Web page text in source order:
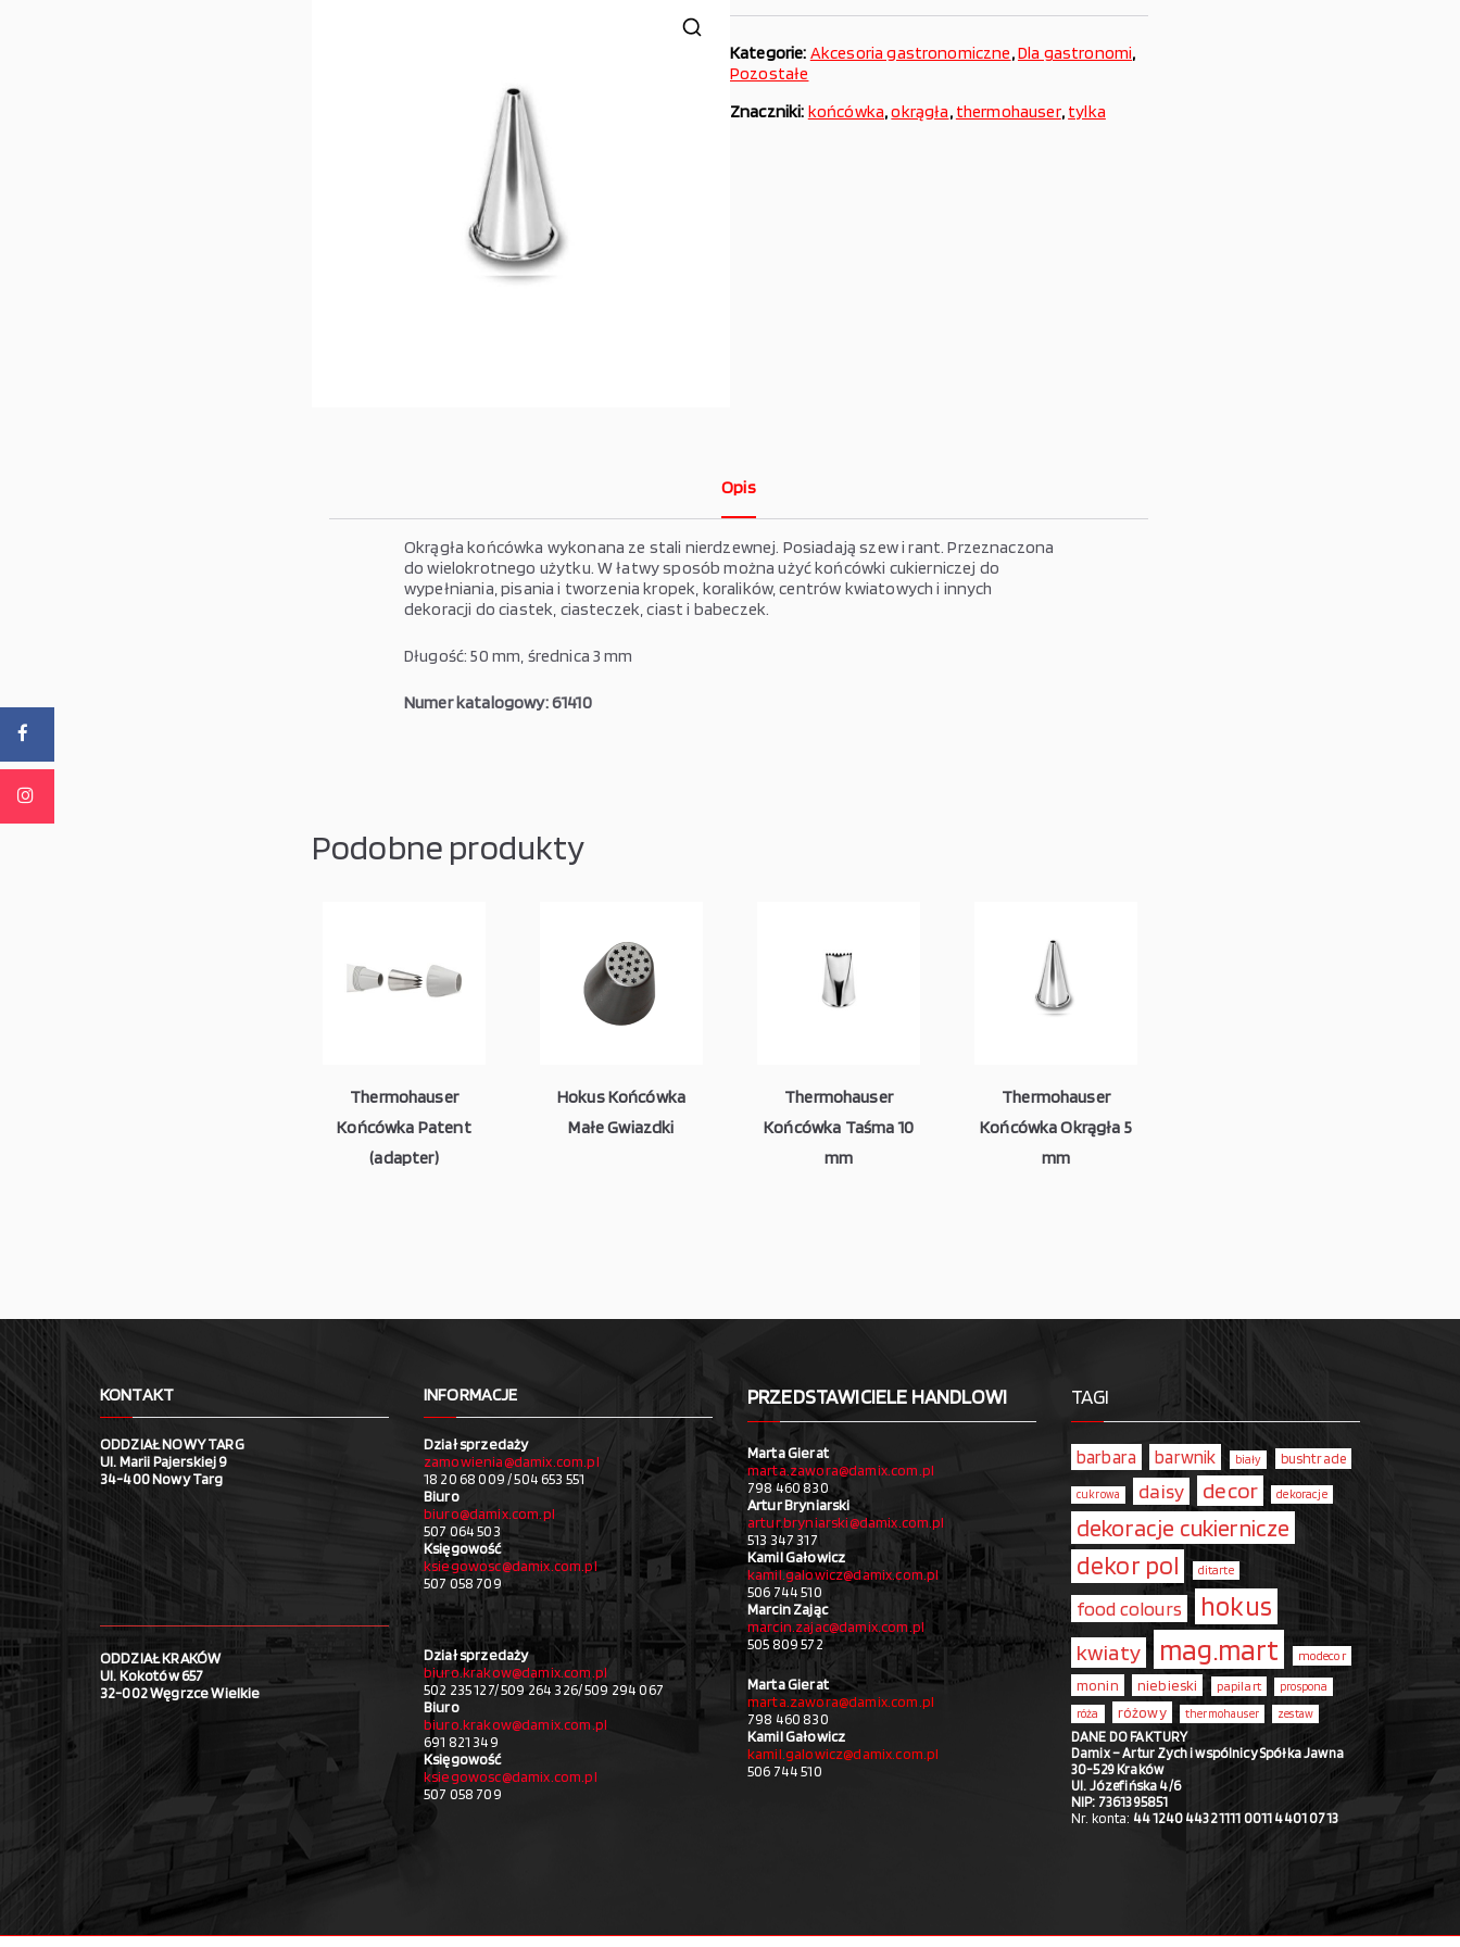
Kategorie: Akcesoria gastronomiczne,Dla gastronomi,
Pozostałe
Znaczniki: końcówka,okrągła, thermohauser, tylka
Opis
Okrągła końcówka wykonana ze stali nierdzewnej. Posiadają szew i rant. Przeznaczona
do wielokrotnego użytku. W łatwy sposób można użyćkońcówki cukierniczej do
wypełniania, pisania i tworzenia kropek, koralików, centrów kwiatowych i innych
dekoracji do ciastek, ciasteczek, ciast i babeczek.
Długość: 50 mm, średnica 3 mm
Numer katalogowy: 61410
Podobne produkty
Thermohauser
Końcówka Patent
(adapter)
Hokus Końcówka
Małe Gwiazdki
Thermohauser
Końcówka Taśma 10
mm
Thermohauser
Końcówka Okrągła 5
mm
KONTAKT
ODDZIAŁ NOWY TARG
Ul. Marii Pajerskiej 9
34-400 Nowy Targ
ODDZIAŁ KRAKÓW
Ul. Kokotów 657
32-002 Węgrzce Wielkie
INFORMACJE
Dział sprzedaży
zamowienia@damix.com.pl
18 20 68 009 / 504 653 551
Biuro
biuro@damix.com.pl
507 064 503
Księgowość
ksiegowosc@damix.com.pl
507 058 709
Dział sprzedaży
biuro.krakow@damix.com.pl
502 235 127/ 509 264 326/ 509 294 067
Biuro
biuro.krakow@damix.com.pl
691 821 349
Księgowość
ksiegowosc@damix.com.pl
507 058 709
PRZEDSTAWICIELE HANDLOWI
Marta Gierat
marta.zawora@damix.com.pl
798 460 830
Artur Bryniarski
artur.bryniarski@damix.com.pl
513 347 317
Kamil Gałowicz
kamil.galowicz@damix.com.pl
506 744 510
Marcin Zając
marcin.zajac@damix.com.pl
505 809 572
Marta Gierat
marta.zawora@damix.com.pl
798 460 830
Kamil Gałowicz
kamil.galowicz@damix.com.pl
506 744 510
TAGI
barbara barwnik biały bushtrade
cukrowa daisy decor dekoracje
dekoracje cukiernicze
dekor pol ditarte
food colours hokus
kwiaty mag.mart modecor
monin niebieski papilart
prospona
róża
różowy thermohauser zestaw
DANE DO FAKTURY
Damix – Artur Zych i wspólnicy Spółka Jawna
30-529 Kraków
Ul. Józefińska 4/6
NIP: 7361395851
Nr. konta: 44 1240 4432 1111 0011 4401 0713